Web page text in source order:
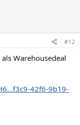
#12
Warehousedeal
42f6-9b19-